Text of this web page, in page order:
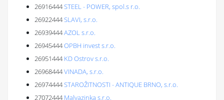
26916444STEEL - POWER, spol.s r.o.
26922444SLAVI, s.r.o.
26939444AZOL s.r.o.
26945444OPBH invest s.r.o.
26951444 KD Ostrov s.r.o.
26968444VINADA, s.r.o.
26974444STAROŽITNOSTI - ANTIQUE BRNO, s.r.o.
27072444 Malvazinka s.r.o.